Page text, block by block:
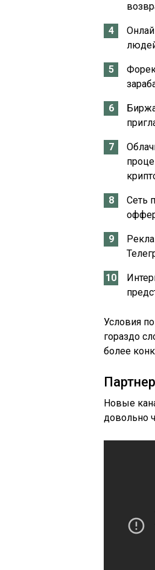
Сеть
Условия
гораздо
более
Новые
довольно